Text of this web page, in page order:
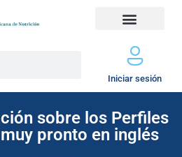
Iniciar sesión
sobre los Perfiles
pronto en inglés